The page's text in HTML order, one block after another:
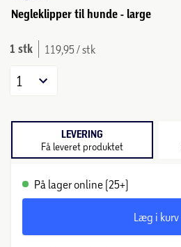
Negleklipper til hunde - large
1 stk 119,95 / stk
1
LEVERING
Få leveret produktet
På lager online (25+)
Læg i kurv